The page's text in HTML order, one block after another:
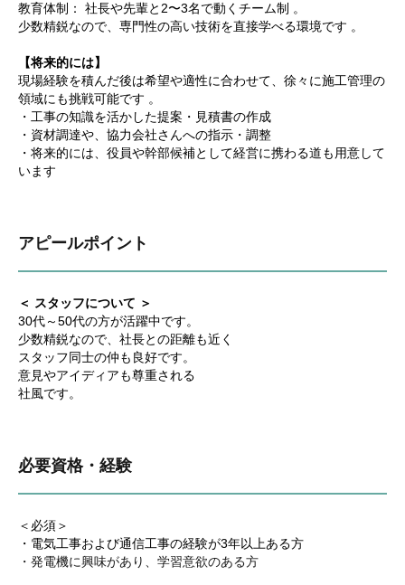
教育体制： 社長や先輩と2〜3名で動くチーム制 。
少数精鋭なので、専門性の高い技術を直接学べる環境です 。
【将来的には】
現場経験を積んだ後は希望や適性に合わせて、徐々に施工管理の
領域にも挑戦可能です 。
・工事の知識を活かした提案・見積書の作成
・資材調達や、協力会社さんへの指示・調整
・将来的には、役員や幹部候補として経営に携わる道も用意して
います
アピールポイント
＜ スタッフについて ＞
30代～50代の方が活躍中です。
少数精鋭なので、社長との距離も近く
スタッフ同士の仲も良好です。
意見やアイディアも尊重される
社風です。
必要資格・経験
＜必須＞
・電気工事および通信工事の経験が3年以上ある方
・発電機に興味があり、学習意欲のある方